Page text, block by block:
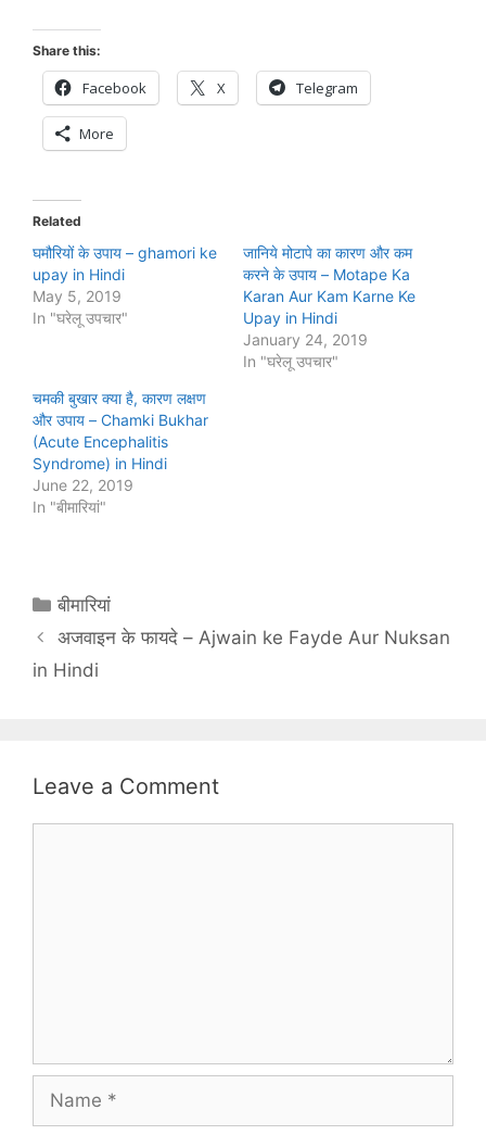
Share this:
Facebook X Telegram
More
Related
घमौरियों के उपाय – ghamori ke
upay in Hindi
May 5, 2019
In "घरेलू उपचार"
जानिये मोटापे का कारण और कम
करने के उपाय – Motape Ka
Karan Aur Kam Karne Ke
Upay in Hindi
January 24, 2019
In "घरेलू उपचार"
चमकी बुखार क्‍या है, कारण लक्षण
और उपाय – Chamki Bukhar
(Acute Encephalitis
Syndrome) in Hindi
June 22, 2019
In "बीमारियां"
Categories
बीमारियां
अजवाइन के फायदे – Ajwain ke Fayde Aur Nuksan
in Hindi
Leave a Comment